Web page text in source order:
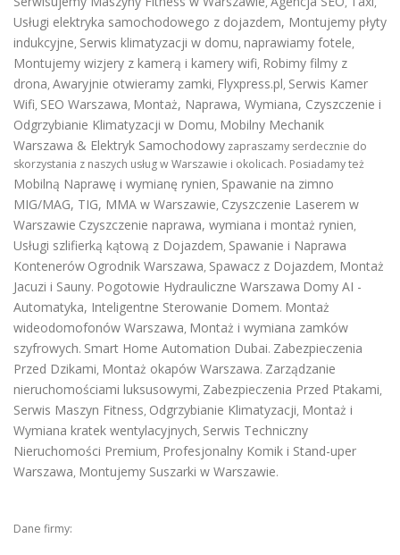
Usługi elektryka samochodowego z dojazdem, Montujemy płyty
indukcyjne, Serwis klimatyzacji w domu, naprawiamy fotele,
Montujemy wizjery z kamerą i kamery wifi, Robimy filmy z
drona, Awaryjnie otwieramy zamki, Flyxpress.pl, Serwis Kamer
Wifi, SEO Warszawa, Montaż, Naprawa, Wymiana, Czyszczenie i
Odgrzybianie Klimatyzacji w Domu, Mobilny Mechanik
Warszawa & Elektryk Samochodowy zapraszamy serdecznie do
skorzystania z naszych usług w Warszawie i okolicach. Posiadamy też
Mobilną Naprawę i wymianę rynien, Spawanie na zimno
MIG/MAG, TIG, MMA w Warszawie, Czyszczenie Laserem w
Warszawie Czyszczenie naprawa, wymiana i montaż rynien,
Usługi szlifierką kątową z Dojazdem, Spawanie i Naprawa
Kontenerów Ogrodnik Warszawa, Spawacz z Dojazdem, Montaż
Jacuzi i Sauny. Pogotowie Hydrauliczne Warszawa Domy AI -
Automatyka, Inteligentne Sterowanie Domem. Montaż
wideodomofonów Warszawa, Montaż i wymiana zamków
szyfrowych. Smart Home Automation Dubai. Zabezpieczenia
Przed Dzikami, Montaż okapów Warszawa. Zarządzanie
nieruchomościami luksusowymi, Zabezpieczenia Przed Ptakami,
Serwis Maszyn Fitness, Odgrzybianie Klimatyzacji, Montaż i
Wymiana kratek wentylacyjnych, Serwis Techniczny
Nieruchomości Premium, Profesjonalny Komik i Stand-uper
Warszawa, Montujemy Suszarki w Warszawie.
Dane firmy: